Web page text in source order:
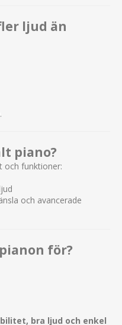
ljud än
piano?
och funktioner:
och avancerade
för?
bra ljud och enkel